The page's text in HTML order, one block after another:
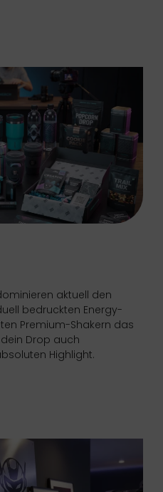
aktuell den
bedruckten Energy-
Premium-Shakern das
Drop auch
Highlight.